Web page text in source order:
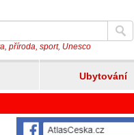
příroda, sport, Unesco
Ubytování